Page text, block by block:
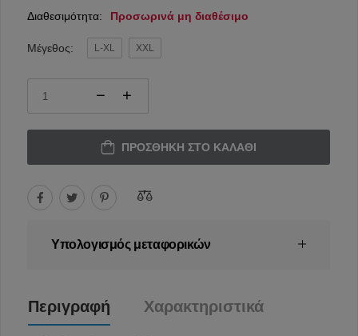
Διαθεσιμότητα: Προσωρινά μη διαθέσιμο
Μέγεθος: L-XL XXL
ΠΡΟΣΘΉΚΗ ΣΤΟ ΚΑΛΆΘΙ
Υπολογισμός μεταφορικών
Περιγραφή Χαρακτηριστικά